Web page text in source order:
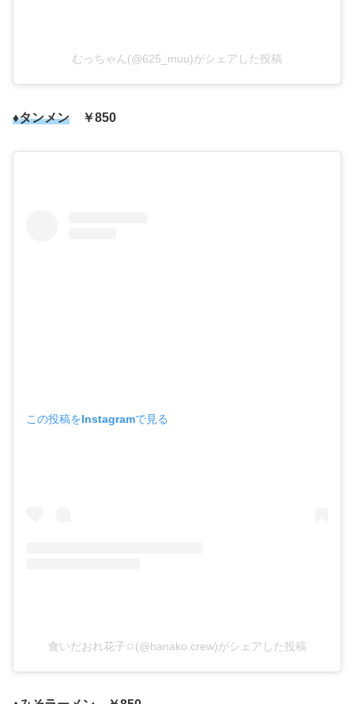
むっちゃん(@625_muu)がシェアした投稿
♦タンメン ￥850
この投稿をInstagramで見る
食いだおれ花子✩(@hanako.crew)がシェアした投稿